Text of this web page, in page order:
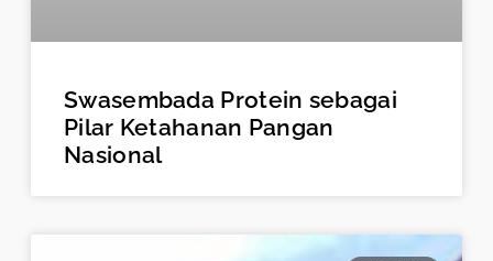
Swasembada Protein sebagai
Pilar Ketahanan Pangan
Nasional